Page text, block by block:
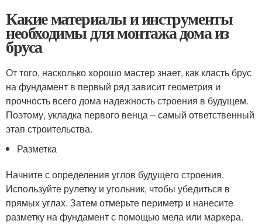
Какие материалы и инструменты
необходимы для монтажа дома из
бруса
От того, насколько хорошо мастер знает, как класть брус
на фундамент в первый ряд зависит геометрия и
прочность всего дома надежность строения в будущем.
Поэтому, укладка первого венца – самый ответственный
этап строительства.
Разметка
Начните с определения углов будущего строения.
Используйте рулетку и угольник, чтобы убедиться в
прямых углах. Затем отмерьте периметр и нанесите
разметку на фундамент с помощью мела или маркера.